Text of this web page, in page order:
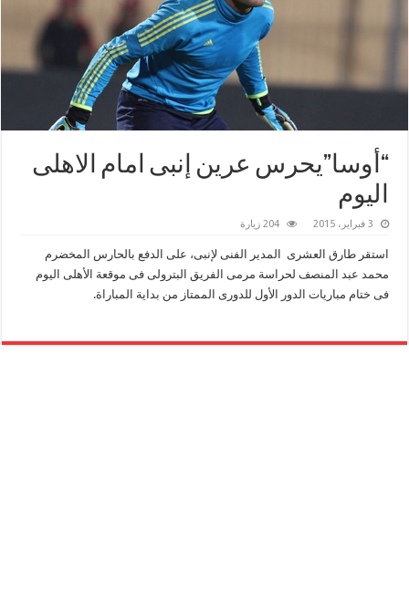
“أوسا”يحرس عرين إنبى امام الاهلى
اليوم
3 فبراير، 2015 204 زيارة
استقر طارق العشرى المدير الفنى لإنبى، على الدفع بالحارس المخضرم
محمد عبد المنصف لحراسة مرمى الفريق البترولى فى موقعة الأهلى اليوم
فى ختام مباريات الدور الأول للدورى الممتاز من بداية المباراة.